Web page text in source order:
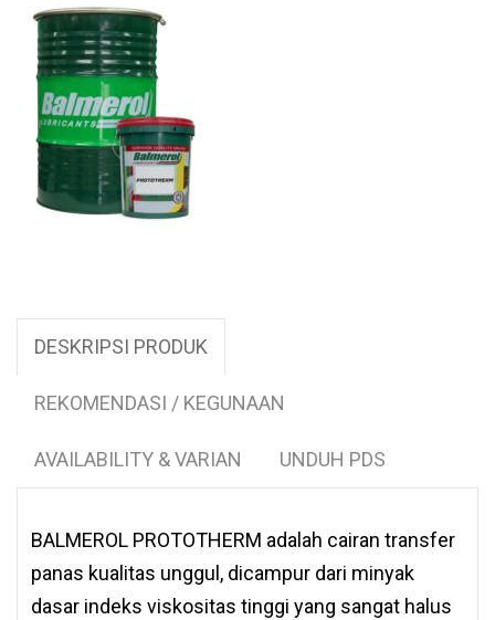
DESKRIPSI PRODUK
REKOMENDASI / KEGUNAAN
AVAILABILITY & VARIAN UNDUH PDS
BALMEROL PROTOTHERM adalah cairan transfer
panas kualitas unggul, dicampur dari minyak
dasar indeks viskositas tinggi yang sangat halus